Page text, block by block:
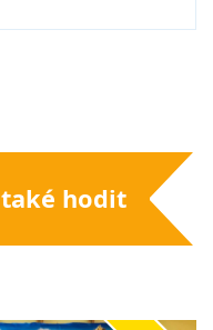
také hodit